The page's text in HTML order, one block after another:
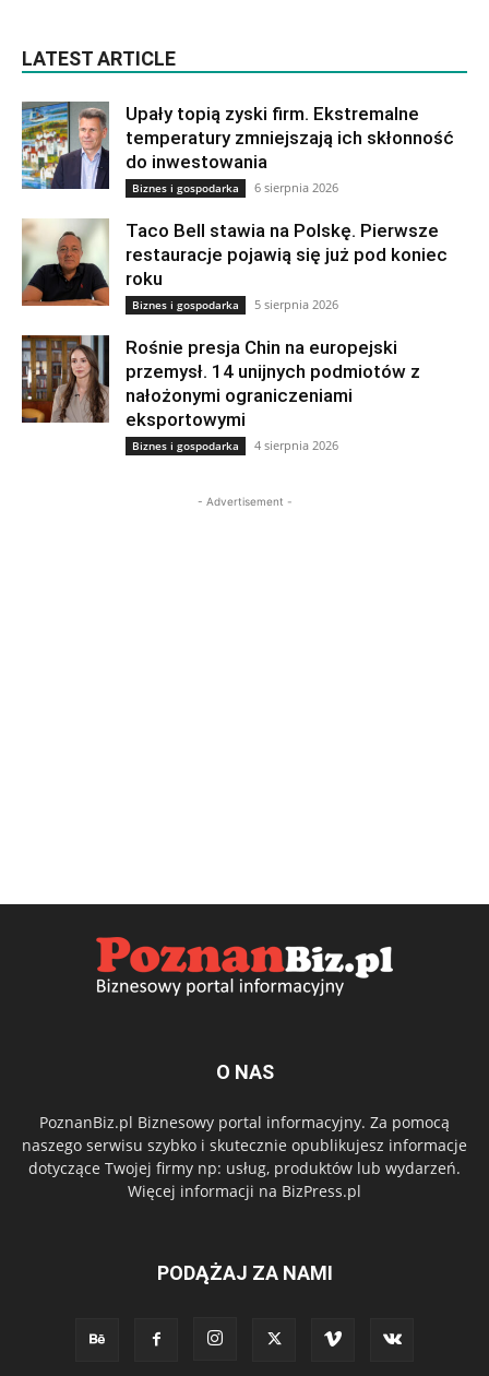
LATEST ARTICLE
Upały topią zyski firm. Ekstremalne
temperatury zmniejszają ich skłonność
do inwestowania
Biznes i gospodarka 6 sierpnia 2026
Taco Bell stawia na Polskę. Pierwsze
restauracje pojawią się już pod koniec
roku
Biznes i gospodarka 5 sierpnia 2026
Rośnie presja Chin na europejski
przemysł. 14 unijnych podmiotów z
nałożonymi ograniczeniami
eksportowymi
Biznes i gospodarka 4 sierpnia 2026
- Advertisement -
O NAS
PoznanBiz.pl Biznesowy portal informacyjny. Za pomocą
naszego serwisu szybko i skutecznie opublikujesz informacje
dotyczące Twojej firmy np: usług, produktów lub wydarzeń.
Więcej informacji na BizPress.pl
PODĄŻAJ ZA NAMI